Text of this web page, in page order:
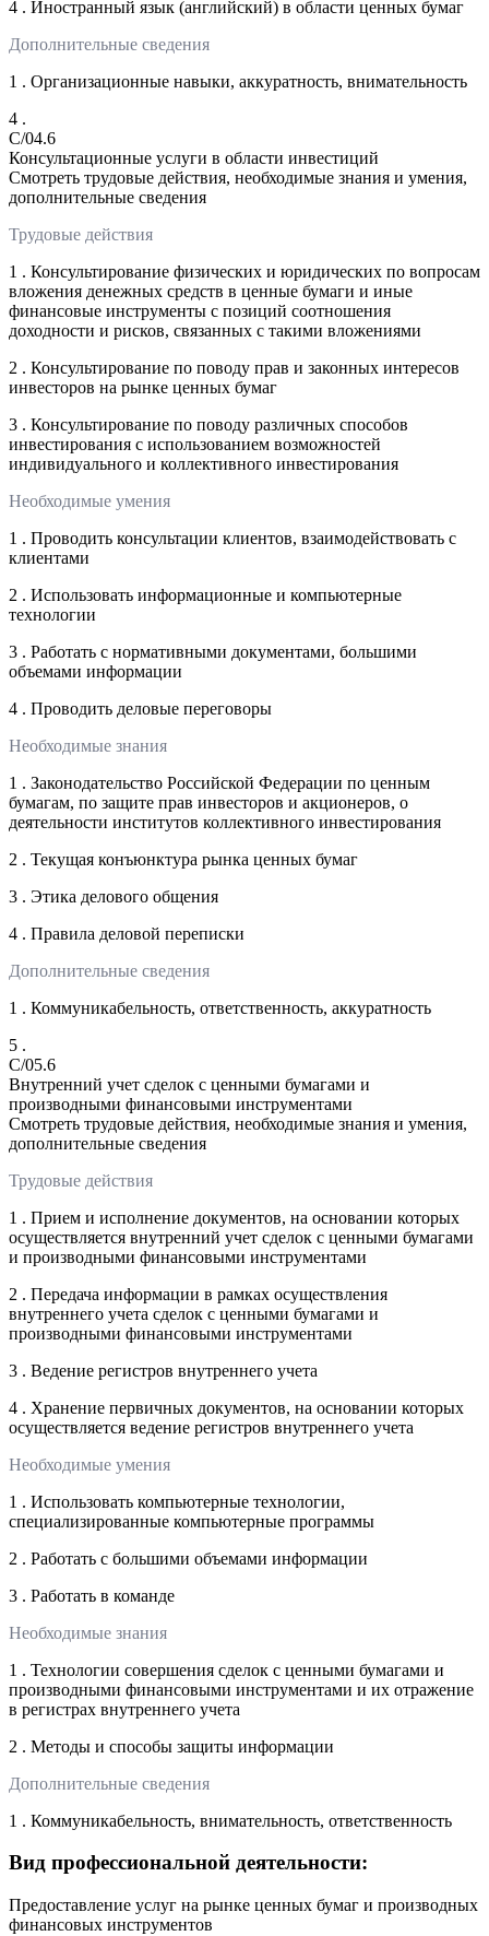
4 . Иностранный язык (английский) в области ценных бумаг
Дополнительные сведения
1 . Организационные навыки, аккуратность, внимательность
4 .
C/04.6
Консультационные услуги в области инвестиций
Смотреть трудовые действия, необходимые знания и умения,
дополнительные сведения
Трудовые действия
1 . Консультирование физических и юридических по вопросам
вложения денежных средств в ценные бумаги и иные
финансовые инструменты с позиций соотношения
доходности и рисков, связанных с такими вложениями
2 . Консультирование по поводу прав и законных интересов
инвесторов на рынке ценных бумаг
3 . Консультирование по поводу различных способов
инвестирования с использованием возможностей
индивидуального и коллективного инвестирования
Необходимые умения
1 . Проводить консультации клиентов, взаимодействовать с
клиентами
2 . Использовать информационные и компьютерные
технологии
3 . Работать с нормативными документами, большими
объемами информации
4 . Проводить деловые переговоры
Необходимые знания
1 . Законодательство Российской Федерации по ценным
бумагам, по защите прав инвесторов и акционеров, о
деятельности институтов коллективного инвестирования
2 . Текущая конъюнктура рынка ценных бумаг
3 . Этика делового общения
4 . Правила деловой переписки
Дополнительные сведения
1 . Коммуникабельность, ответственность, аккуратность
5 .
C/05.6
Внутренний учет сделок с ценными бумагами и
производными финансовыми инструментами
Смотреть трудовые действия, необходимые знания и умения,
дополнительные сведения
Трудовые действия
1 . Прием и исполнение документов, на основании которых
осуществляется внутренний учет сделок с ценными бумагами
и производными финансовыми инструментами
2 . Передача информации в рамках осуществления
внутреннего учета сделок с ценными бумагами и
производными финансовыми инструментами
3 . Ведение регистров внутреннего учета
4 . Хранение первичных документов, на основании которых
осуществляется ведение регистров внутреннего учета
Необходимые умения
1 . Использовать компьютерные технологии,
специализированные компьютерные программы
2 . Работать с большими объемами информации
3 . Работать в команде
Необходимые знания
1 . Технологии совершения сделок с ценными бумагами и
производными финансовыми инструментами и их отражение
в регистрах внутреннего учета
2 . Методы и способы защиты информации
Дополнительные сведения
1 . Коммуникабельность, внимательность, ответственность
Вид профессиональной деятельности:
Предоставление услуг на рынке ценных бумаг и производных
финансовых инструментов